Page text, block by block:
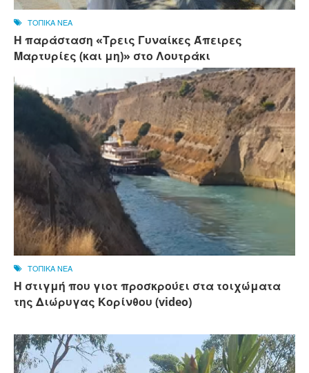
ΤΟΠΙΚΑ ΝΕΑ
Η παράσταση «Τρεις Γυναίκες Άπειρες
Μαρτυρίες (και μη)» στο Λουτράκι
ΤΟΠΙΚΑ ΝΕΑ
Η στιγμή που γιοτ προσκρούει στα τοιχώματα
της Διώρυγας Κορίνθου (video)